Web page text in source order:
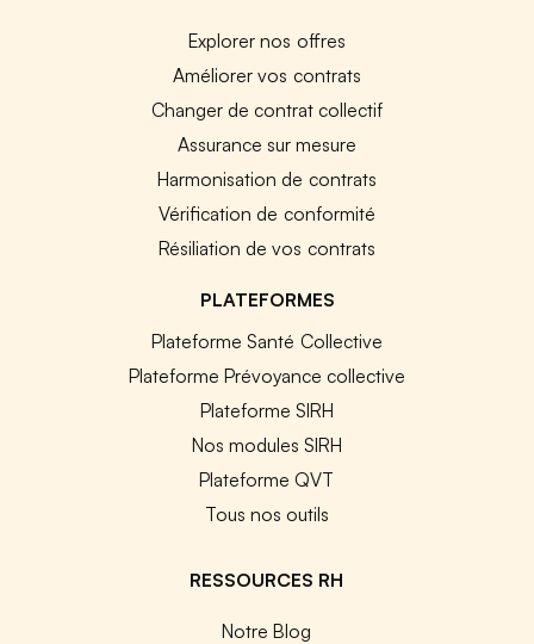
Explorer nos offres
Améliorer vos contrats
Changer de contrat collectif
Assurance sur mesure
Harmonisation de contrats
Vérification de conformité
Résiliation de vos contrats
PLATEFORMES
Plateforme Santé Collective
Plateforme Prévoyance collective
Plateforme SIRH
Nos modules SIRH
Plateforme QVT
Tous nos outils
RESSOURCES RH
Notre Blog